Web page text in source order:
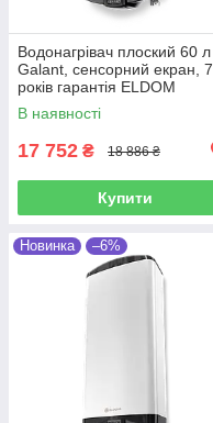
Водонагрівач плоский 60 л
Galant, сенсорний екран, 7
років гарантія ELDOM
(Болгарія)
В наявності
17 752 ₴ 18 886 ₴
Купити
Новинка –6%